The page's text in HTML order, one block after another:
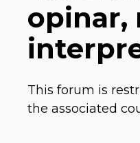
opinar,
This forum is
the associated